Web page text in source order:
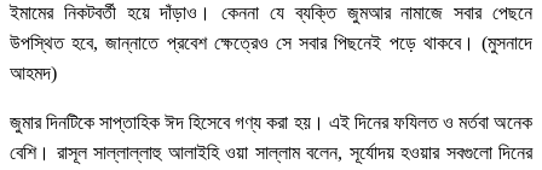
ইমামের নিকটবর্তী হয়ে দাঁড়াও। কেননা যে ব্যক্তি জুমআর নামাজে সবার পেছনে
উপস্থিত হবে, জান্নাতে প্রবেশ ক্ষেত্রেও সে সবার পিছনেই পড়ে থাকবে। (মুসনাদে
আহমদ)
জুমার দিনটিকে সাপ্তাহিক ঈদ হিসেবে গণ্য করা হয়। এই দিনের ফযিলত ও মর্তবা অনেক
বেশি। রাসূল সাল্লাল্লাহু আলাইহি ওয়া সাল্লাম বলেন, সূর্যোদয় হওয়ার সবগুলো দিনের